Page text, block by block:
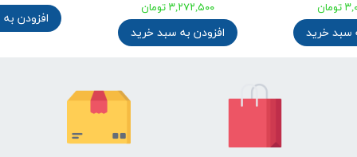
۳,۱۵۰,۰۰۰
افزودن
۳,۰۷۵,۰۰۰ تومان
افزودن به سبد خرید سبد خرید